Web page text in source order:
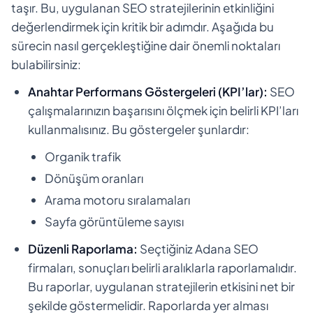
taşır. Bu, uygulanan SEO stratejilerinin etkinliğini
değerlendirmek için kritik bir adımdır. Aşağıda bu
sürecin nasıl gerçekleştiğine dair önemli noktaları
bulabilirsiniz:
Anahtar Performans Göstergeleri (KPI’lar): SEO
çalışmalarınızın başarısını ölçmek için belirli KPI’ları
kullanmalısınız. Bu göstergeler şunlardır:
Organik trafik
Dönüşüm oranları
Arama motoru sıralamaları
Sayfa görüntüleme sayısı
Düzenli Raporlama: Seçtiğiniz Adana SEO
firmaları, sonuçları belirli aralıklarla raporlamalıdır.
Bu raporlar, uygulanan stratejilerin etkisini net bir
şekilde göstermelidir. Raporlarda yer alması